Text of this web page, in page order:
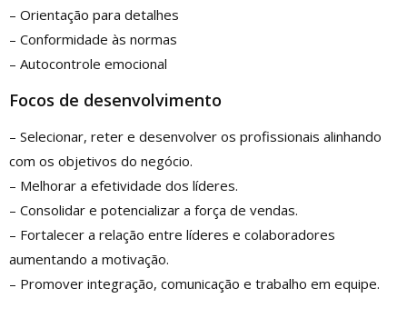
– Orientação para detalhes
– Conformidade às normas
– Autocontrole emocional
Focos de desenvolvimento
– Selecionar, reter e desenvolver os profissionais alinhando
com os objetivos do negócio.
– Melhorar a efetividade dos líderes.
– Consolidar e potencializar a força de vendas.
– Fortalecer a relação entre líderes e colaboradores
aumentando a motivação.
– Promover integração, comunicação e trabalho em equipe.